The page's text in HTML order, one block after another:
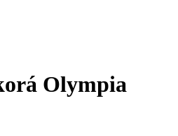
Olympia